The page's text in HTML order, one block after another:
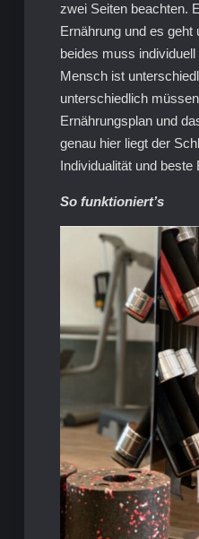
zwei Seiten beachten.
Ernährung und es geht
beides muss
Mensch ist
unterschiedlich
Ernährungsplan und
genau hier liegt der
Individualität und beste
So funktioniert’s